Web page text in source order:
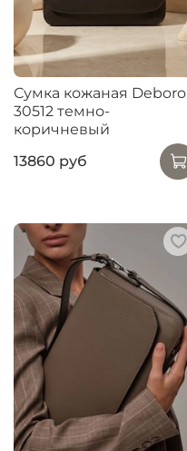
Сумка кожаная Deboro
30512 темно-
коричневый
13860 руб